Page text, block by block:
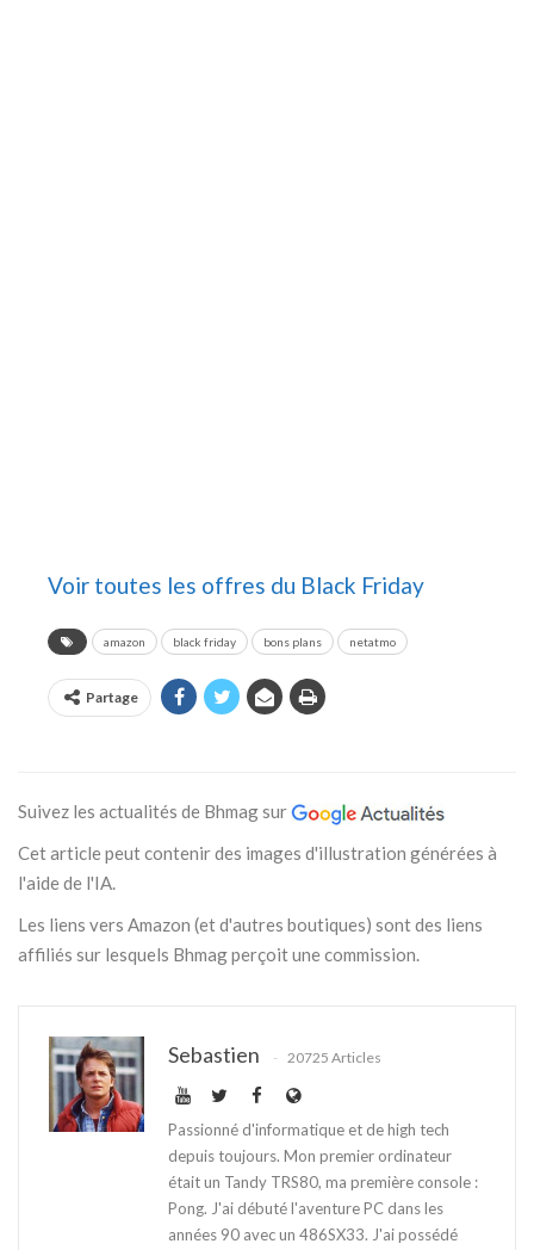
Voir toutes les offres du Black Friday
amazon black friday bons plans netatmo
Partage
Suivez les actualités de Bhmag sur
Cet article peut contenir des images d'illustration générées à
l'aide de l'IA.
Les liens vers Amazon (et d'autres boutiques) sont des liens
affiliés sur lesquels Bhmag perçoit une commission.
Sebastien 20725 Articles
Passionné d'informatique et de high tech
depuis toujours. Mon premier ordinateur
était un Tandy TRS80, ma première console :
Pong. J'ai débuté l'aventure PC dans les
années 90 avec un 486SX33. J'ai possédé